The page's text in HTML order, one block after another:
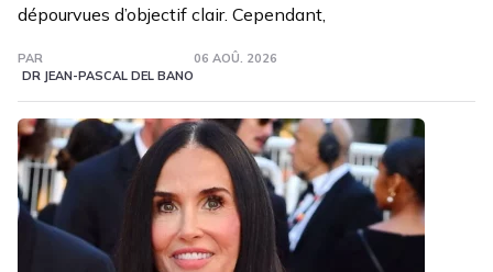
dépourvues d’objectif clair. Cependant,
PAR
DR JEAN-PASCAL DEL BANO
06 AOÛ. 2026